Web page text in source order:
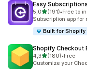
Easy
5,05 yıldız üzerinden
(191)
toplam 191•Free to
Subscription app for
Built for Shopify
Shopify Checkout
4,35 yıldız üzerinden
(180)
toplam 180•Free
Customize your